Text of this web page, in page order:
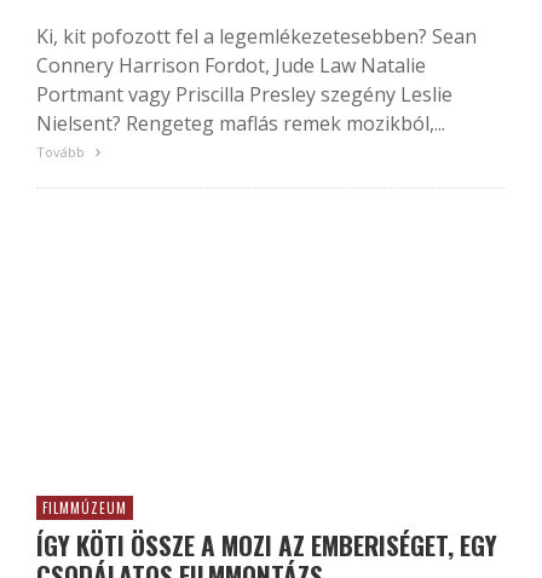
Ki, kit pofozott fel a legemlékezetesebben? Sean
Connery Harrison Fordot, Jude Law Natalie
Portmant vagy Priscilla Presley szegény Leslie
Nielsent? Rengeteg maflás remek mozikból,...
Tovább
FILMMÚZEUM
ÍGY KÖTI ÖSSZE A MOZI AZ EMBERISÉGET, EGY